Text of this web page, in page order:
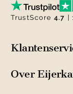
Over
TrustScore 4.7 |